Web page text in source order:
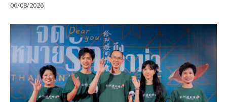
06/08/2026